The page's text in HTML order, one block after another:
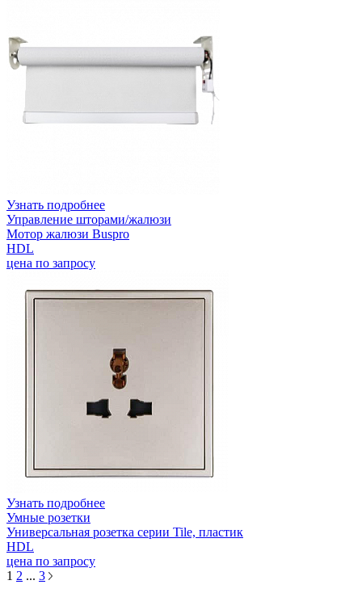
Узнать подробнее
Управление шторами/жалюзи
Мотор жалюзи Buspro
HDL
цена по запросу
Узнать подробнее
Умные розетки
Универсальная розетка серии Tile, пластик
HDL
цена по запросу
1 2 ... 3